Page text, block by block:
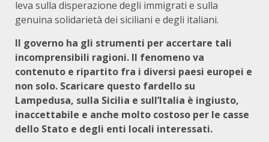
leva sulla disperazione degli immigrati e sulla
genuina solidarietà dei siciliani e degli italiani.
Il governo ha gli strumenti per accertare tali
incomprensibili ragioni. Il fenomeno va
contenuto e ripartito fra i diversi paesi europei e
non solo. Scaricare questo fardello su
Lampedusa, sulla Sicilia e sull’Italia è ingiusto,
inaccettabile e anche molto costoso per le casse
dello Stato e degli enti locali interessati.